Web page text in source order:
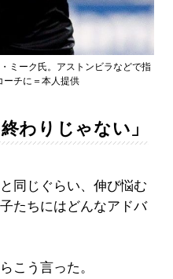
ミーク氏。アストンビラなどで指
ーチに＝本人提供
わりじゃない」
同じぐらい、伸び悩む
たちにはどんなアドバ
こう言った。